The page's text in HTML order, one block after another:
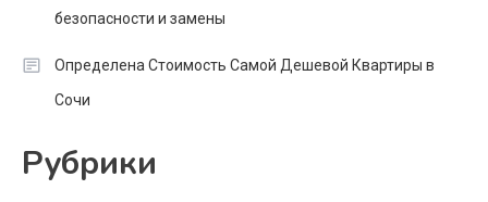
безопасности и замены
Определена Стоимость Самой Дешевой Квартиры в
Сочи
Рубрики